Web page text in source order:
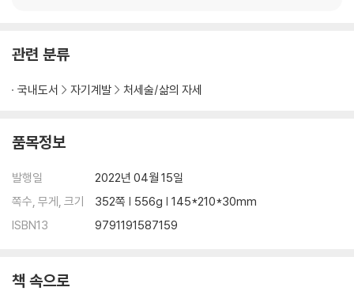
폭풍 공부
순환식 학습
유예하기와 밀어붙이기 휴리스틱
chapter 08 자유로워진 어린 영혼
관련 분류
국내도서 자기계발 처세술/삶의 자세
품목정보
발행일
2022년 04월 15일
쪽수, 무게, 크기
352쪽 | 556g | 145*210*30mm
ISBN13
9791191587159
책 속으로